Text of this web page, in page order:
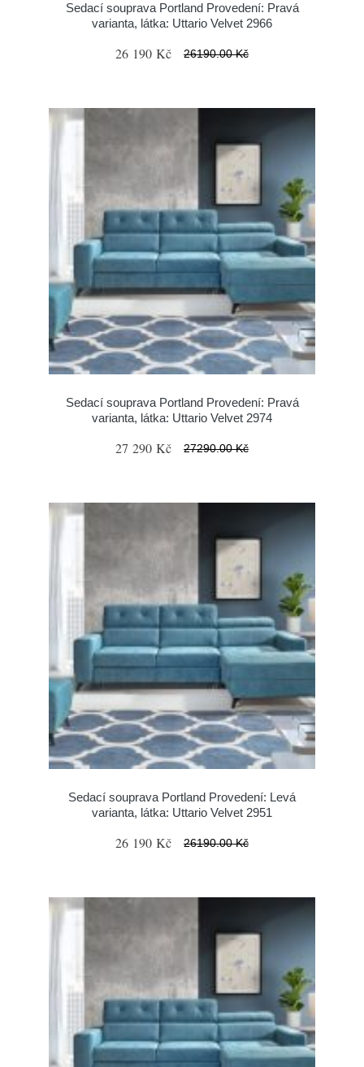
Sedací souprava Portland Provedení: Pravá
varianta, látka: Uttario Velvet 2966
26 190 Kč 26190.00 Kč
Sedací souprava Portland Provedení: Pravá
varianta, látka: Uttario Velvet 2974
27 290 Kč 27290.00 Kč
Sedací souprava Portland Provedení: Levá
varianta, látka: Uttario Velvet 2951
26 190 Kč 26190.00 Kč